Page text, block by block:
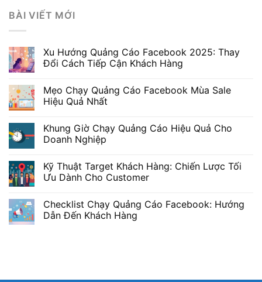
BÀI VIẾT MỚI
Xu Hướng Quảng Cáo Facebook 2025: Thay
Đổi Cách Tiếp Cận Khách Hàng
Mẹo Chạy Quảng Cáo Facebook Mùa Sale
Hiệu Quả Nhất
Khung Giờ Chạy Quảng Cáo Hiệu Quả Cho
Doanh Nghiệp
Kỹ Thuật Target Khách Hàng: Chiến Lược Tối
Ưu Dành Cho Customer
Checklist Chạy Quảng Cáo Facebook: Hướng
Dẫn Đến Khách Hàng